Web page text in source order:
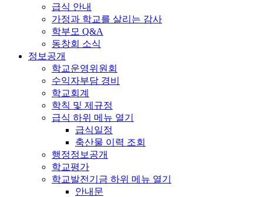
급식 안내
가정과 학교를 살리는 감사
학부모 Q&A
동창회 소식
정보공개
학교운영위원회
수익자부담 경비
학교회계
학칙 및 제규정
급식 하위 메뉴 열기
급식일정
축산물 이력 조회
행정정보공개
학교평가
학교발전기금 하위 메뉴 열기
안내문